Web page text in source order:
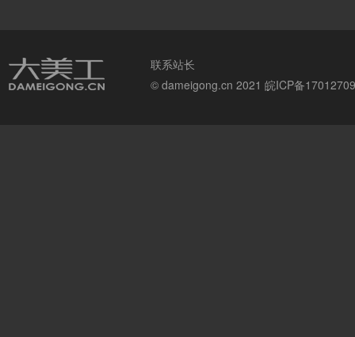
联系站长
© dameigong.cn 2021 皖ICP备